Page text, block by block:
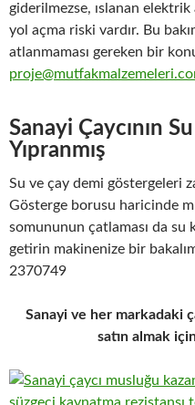
giderilmezse, ıslanan elektrik
yol açma riski vardır. Bu
atlanmaması gereken bir
Sanayi Çaycının
Yıpranmış
Su ve çay demi göstergeleri
Gösterge borusu haricinde
somununun çatlaması da su
getirin makinenize bir
2370749
Sanayi ve her markadaki
satın almak